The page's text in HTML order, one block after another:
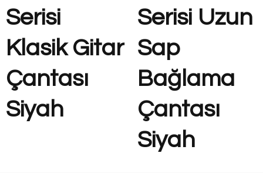
Serisi
Klasik Gitar
Çantası
Siyah
Serisi Uzun
Sap
Bağlama
Çantası
Siyah